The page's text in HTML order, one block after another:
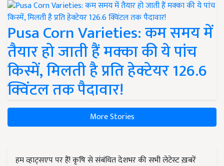
Pusa Corn Varieties: कम समय में
तैयार हो जाती हैं मक्का की ये पांच
किस्में, मिलती है प्रति हेक्टेयर 126.6
क्विंटल तक पैदावार!
More Stories
हम व्हाट्सएप पर हैं! कृषि से संबंधित देशभर की सभी लेटेस्ट ख़बरें